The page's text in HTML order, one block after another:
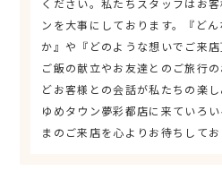
ください。私たちスタッフはお
ンを大事にしております。『ど
か』や『どのような想いでご来
ご飯の献立やお友達とのご旅行
どお客様との会話が私たちの楽
ゆめタウン夢彩都店に来ていろ
まのご来店を心よりお待ちしてお